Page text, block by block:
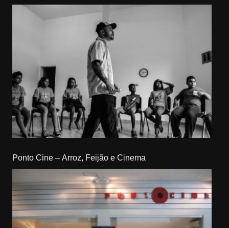
Ponto Cine – Arroz, Feijão e Cinema